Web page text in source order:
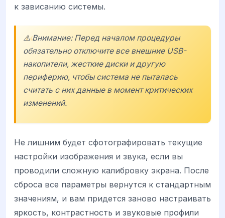
к зависанию системы.
⚠️ Внимание: Перед началом процедуры
обязательно отключите все внешние USB-
накопители, жесткие диски и другую
периферию, чтобы система не пыталась
считать с них данные в момент критических
изменений.
Не лишним будет сфотографировать текущие
настройки изображения и звука, если вы
проводили сложную калибровку экрана. После
сброса все параметры вернутся к стандартным
значениям, и вам придется заново настраивать
яркость, контрастность и звуковые профили